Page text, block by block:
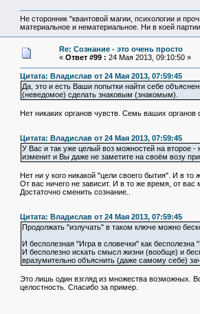
Не сторонник "квантовой магии, психологии и
материальное и нематериальное. Ни в коей
Re: Сознание - это очень просто
« Ответ #99 : 24 Мая 2013, 09:10:50 »
Цитата: Владислав от 24 Мая 2013, 07:59:45
Да, это и есть Ваши попытки найти себе
(неведомое) сделать знаковым (знакомым).
Нет никаких органов чувств. Семь ваших
Цитата: Владислав от 24 Мая 2013, 07:59:45
У Вас и так уже целый воз можностей на второе -
изменит и Вы даже не заметите на своём возу
Нет ни у кого никакой "цели своего бытия". И в то
От вас ничего не зависит. И в то же время, от вас
Достаточно сменить сознание..
Цитата: Владислав от 24 Мая 2013, 07:59:45
Продолжать "излучать" в таком ключе можно
И бесполезная "Игра в словечки" как бесполезна
И бесполезно искать смысл жизни (вообще) и
вразумительно объяснить (даже самому себе)
Это лишь один взгляд из множества возможных.
целостность. Спасибо за пример.